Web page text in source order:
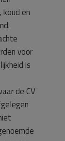
koud en
voor
is
de CV